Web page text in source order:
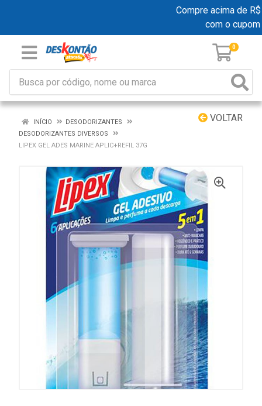
Compre acima de
com o cupom
0
VOLTAR
INÍCIO
DESODORIZANTES
DESODORIZANTES DIVERSOS
LIPEX GEL ADES MARINE APLIC+REFIL 37G